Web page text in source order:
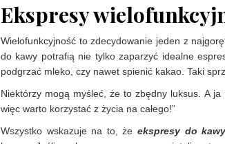
Ekspresy
Wielofunkcyjność to zdecydowanie jeden z
do kawy potrafią nie tylko zaparzyć idealne
podgrzać mleko, czy nawet spienić kakao. Taki
Niektórzy mogą myśleć, że to zbędny luksus. A ja
więc warto korzystać z życia na całego!”
Wszystko wskazuje na to, że ekspresy do kawy